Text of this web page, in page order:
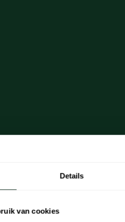
Details
van cookies